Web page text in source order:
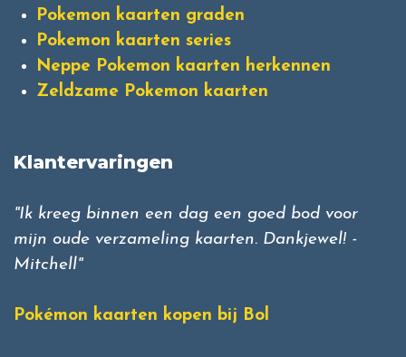
Pokemon kaarten graden
Pokemon kaarten series
Neppe Pokemon kaarten herkennen
Zeldzame Pokemon kaarten
Klantervaringen
"Ik kreeg binnen een dag een goed bod voor
mijn oude verzameling kaarten. Dankjewel! -
Mitchell"
Pokémon kaarten kopen bij Bol